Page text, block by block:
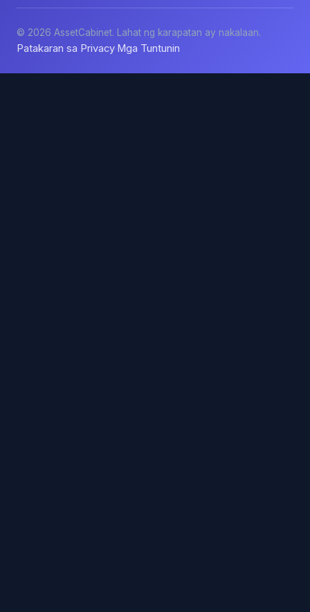
© 2026 AssetCabinet. Lahat ng karapatan ay nakalaan.
Patakaran sa Privacy·Mga Tuntunin